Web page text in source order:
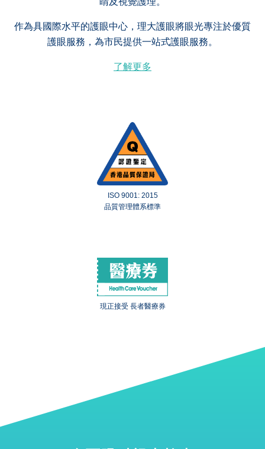
作為具國際水平的護眼中心，理大護眼將眼光專注於優質
護眼服務，為市民提供一站式護眼服務。
了解更多
ISO 9001: 2015
品質管理體系標準
現正接受 長者醫療券